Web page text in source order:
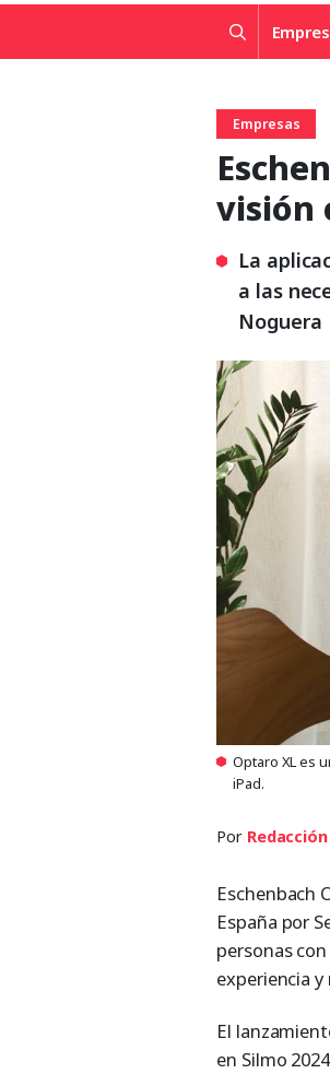
Empresas
visión
La
a las
Noguera
Optaro XL es
iPad.
Por Redacción
Eschenbach
España por
personas
experiencia
El
en Silmo